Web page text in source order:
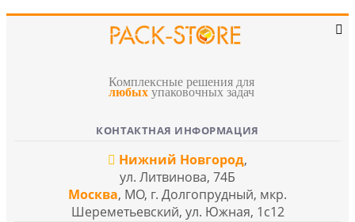
Комплексные решения для
любых упаковочных задач
КОНТАКТНАЯ ИНФОРМАЦИЯ
Нижний Новгород,
ул. Литвинова, 74Б
Москва, МО, г. Долгопрудный, мкр.
Шереметьевский, ул. Южная, 1с12